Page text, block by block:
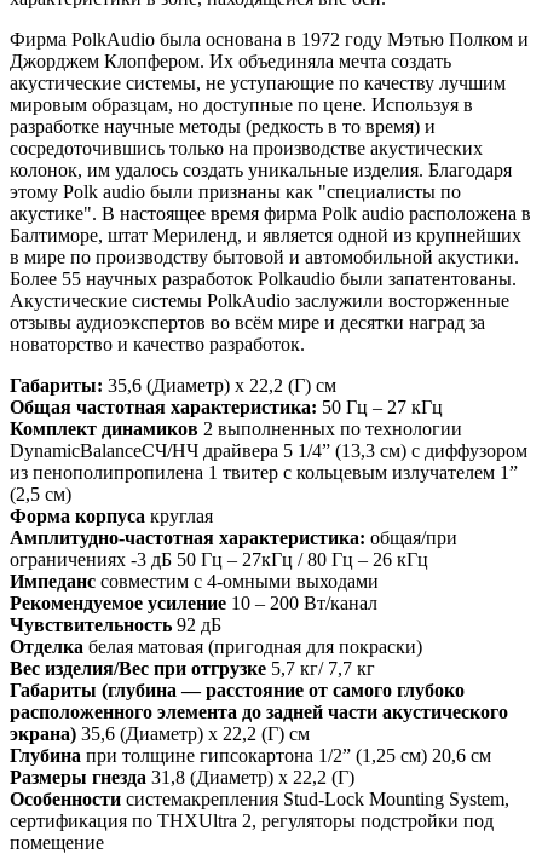
Фирма PolkAudio была основана в 1972 году Мэтью Полком и
Джорджем Клопфером. Их объединяла мечта создать
акустические системы, не уступающие по качеству лучшим
мировым образцам, но доступные по цене. Используя в
разработке научные методы (редкость в то время) и
сосредоточившись только на производстве акустических
колонок, им удалось создать уникальные изделия. Благодаря
этому Polk audio были признаны как "специалисты по
акустике". В настоящее время фирма Polk audio расположена в
Балтиморе, штат Мериленд, и является одной из крупнейших
в мире по производству бытовой и автомобильной акустики.
Более 55 научных разработок Polkaudio были запатентованы.
Акустические системы PolkAudio заслужили восторженные
отзывы аудиоэкспертов во всём мире и десятки наград за
новаторство и качество разработок.
Габариты: 35,6 (Диаметр) х 22,2 (Г) см
Общая частотная характеристика: 50 Гц – 27 кГц
Комплект динамиков 2 выполненных по технологии
DynamicBalanceCЧ/НЧ драйвера 5 1/4” (13,3 см) с диффузором
из пенополипропилена 1 твитер с кольцевым излучателем 1”
(2,5 см)
Форма корпуса круглая
Амплитудно-частотная характеристика: общая/при
ограничениях -3 дБ 50 Гц – 27кГц / 80 Гц – 26 кГц
Импеданс совместим с 4-омными выходами
Рекомендуемое усиление 10 – 200 Вт/канал
Чувствительность 92 дБ
Отделка белая матовая (пригодная для покраски)
Вес изделия/Вес при отгрузке 5,7 кг/ 7,7 кг
Габариты (глубина — расстояние от самого глубоко
расположенного элемента до задней части акустического
экрана) 35,6 (Диаметр) х 22,2 (Г) см
Глубина при толщине гипсокартона 1/2” (1,25 см) 20,6 см
Размеры гнезда 31,8 (Диаметр) х 22,2 (Г)
Особенности системакрепления Stud-Lock Mounting System,
сертификация по THXUltra 2, регуляторы подстройки под
помещение